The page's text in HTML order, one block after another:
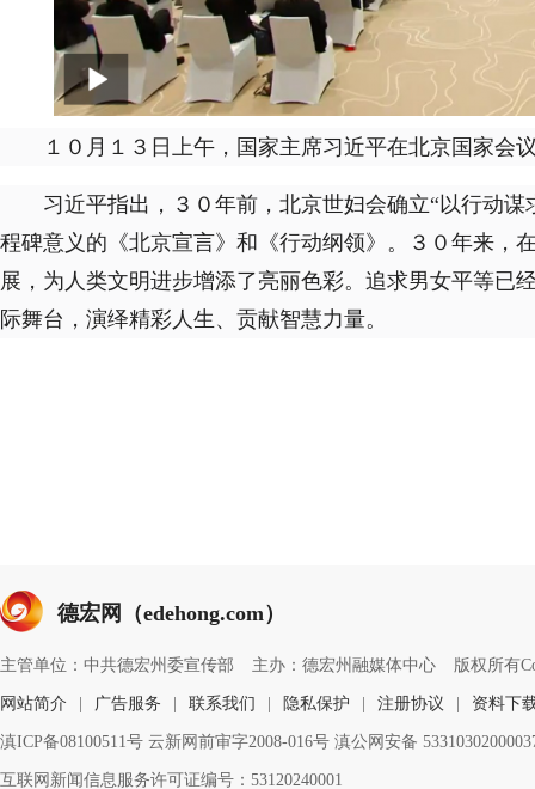
１０月１３日上午，国家主席习近平在北京国家会
习近平指出，３０年前，北京世妇会确立“以行动
程碑意义的《北京宣言》和《行动纲领》。３０年来，
展，为人类文明进步增添了亮丽色彩。追求男女平等已
际舞台，演绎精彩人生、贡献智慧力量。
德宏网（edehong.com）
主管单位：中共德宏州委宣传部 主办：德宏州融媒体中心 版权所有
网站简介 广告服务 联系我们 隐私保护 注册协议 资料下
滇ICP备08100511号 云新网前审字2008-016号 滇公网安备
互联网新闻信息服务许可证编号：53120240001